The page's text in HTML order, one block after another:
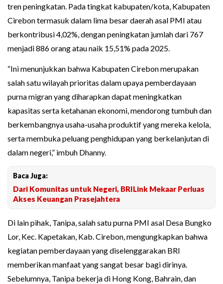
tren peningkatan. Pada tingkat kabupaten/kota, Kabupaten
Cirebon termasuk dalam lima besar daerah asal PMI atau
berkontribusi 4,02%, dengan peningkatan jumlah dari 767
menjadi 886 orang atau naik 15,51% pada 2025.
“Ini menunjukkan bahwa Kabupaten Cirebon merupakan
salah satu wilayah prioritas dalam upaya pemberdayaan
purna migran yang diharapkan dapat meningkatkan
kapasitas serta ketahanan ekonomi, mendorong tumbuh dan
berkembangnya usaha-usaha produktif yang mereka kelola,
serta membuka peluang penghidupan yang berkelanjutan di
dalam negeri,” imbuh Dhanny.
Baca Juga:
Dari Komunitas untuk Negeri, BRILink Mekaar Perluas
Akses Keuangan Prasejahtera
Di lain pihak, Tanipa, salah satu purna PMI asal Desa Bungko
Lor, Kec. Kapetakan, Kab. Cirebon, mengungkapkan bahwa
kegiatan pemberdayaan yang diselenggarakan BRI
memberikan manfaat yang sangat besar bagi dirinya.
Sebelumnya, Tanipa bekerja di Hong Kong, Bahrain, dan